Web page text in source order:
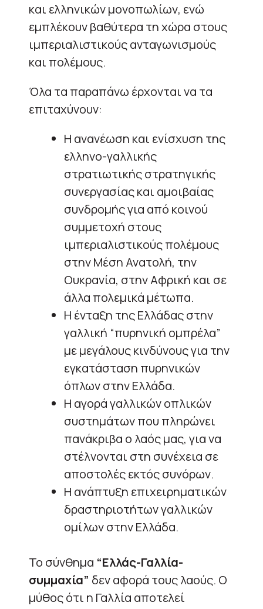
και ελληνικών μονοπωλίων, ενώ
εμπλέκουν βαθύτερα τη χώρα στους
ιμπεριαλιστικούς ανταγωνισμούς
και πολέμους.
Όλα τα παραπάνω έρχονται να τα
επιταχύνουν:
Η ανανέωση και ενίσχυση της
ελληνο-γαλλικής
στρατιωτικής στρατηγικής
συνεργασίας και αμοιβαίας
συνδρομής για από κοινού
συμμετοχή στους
ιμπεριαλιστικούς πολέμους
στην Μέση Ανατολή, την
Ουκρανία, στην Αφρική και σε
άλλα πολεμικά μέτωπα.
Η ένταξη της Ελλάδας στην
γαλλική “πυρηνική ομπρέλα”
με μεγάλους κινδύνους για την
εγκατάσταση πυρηνικών
όπλων στην Ελλάδα.
Η αγορά γαλλικών οπλικών
συστημάτων που πληρώνει
πανάκριβα ο λαός μας, για να
στέλνονται στη συνέχεια σε
αποστολές εκτός συνόρων.
Η ανάπτυξη επιχειρηματικών
δραστηριοτήτων γαλλικών
ομίλων στην Ελλάδα.
Το σύνθημα “Ελλάς-Γαλλία-
συμμαχία” δεν αφορά τους λαούς. Ο
μύθος ότι η Γαλλία αποτελεί